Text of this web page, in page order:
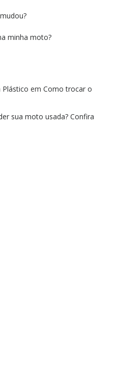
minha moto?
em Como trocar o
sua moto usada? Confira